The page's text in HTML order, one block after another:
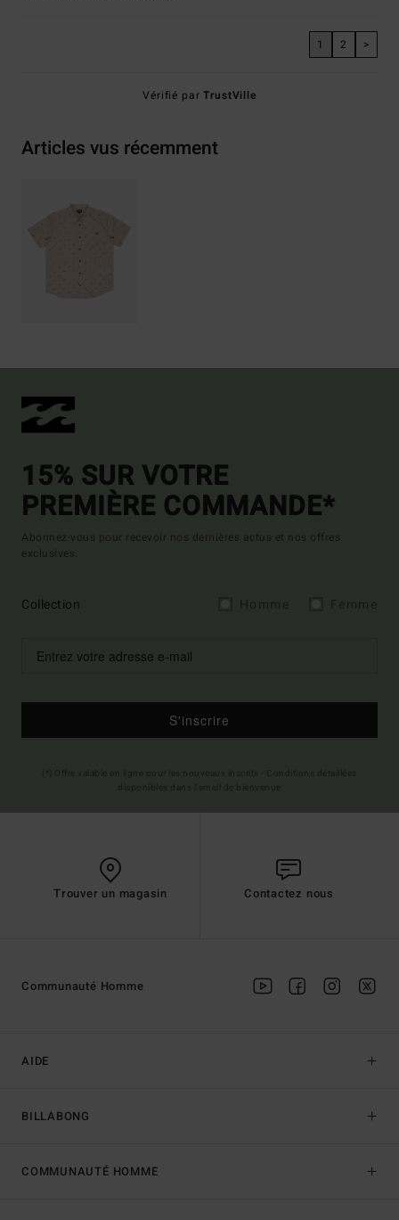
1 2 >
Vérifié parTrustVille
Articles vus récemment
15% SUR VOTRE
PREMIÈRE COMMANDE*
Abonnez-vous pour recevoir nos dernières actus et nos offres
exclusives.
Collection
S'inscrire
Trouver un magasin Contactez nous
AIDE
BILLABONG
Communauté Homme
COMMUNAUTÉ HOMME